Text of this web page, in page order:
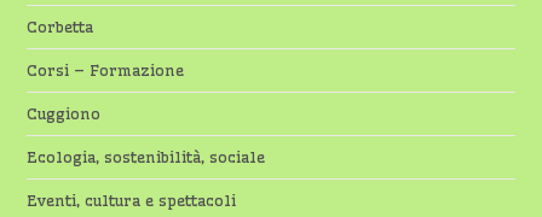
Corbetta
Corsi – Formazione
Cuggiono
Ecologia, sostenibilità, sociale
Eventi, cultura e spettacoli